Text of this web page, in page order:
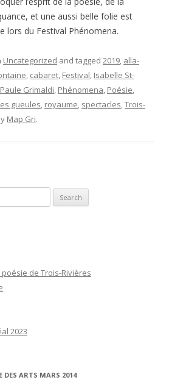
et une aussi belle folie est
lors du Festival Phénomena.
Uncategorized and tagged 2019, alla-
, cabaret, Festival, Isabelle St-
Grimaldi, Phénomena, Poésie,
gueules, royaume, spectacles,Trois-
Map Gri.
de Trois-Rivières
2023
DES ARTS MARS 2014